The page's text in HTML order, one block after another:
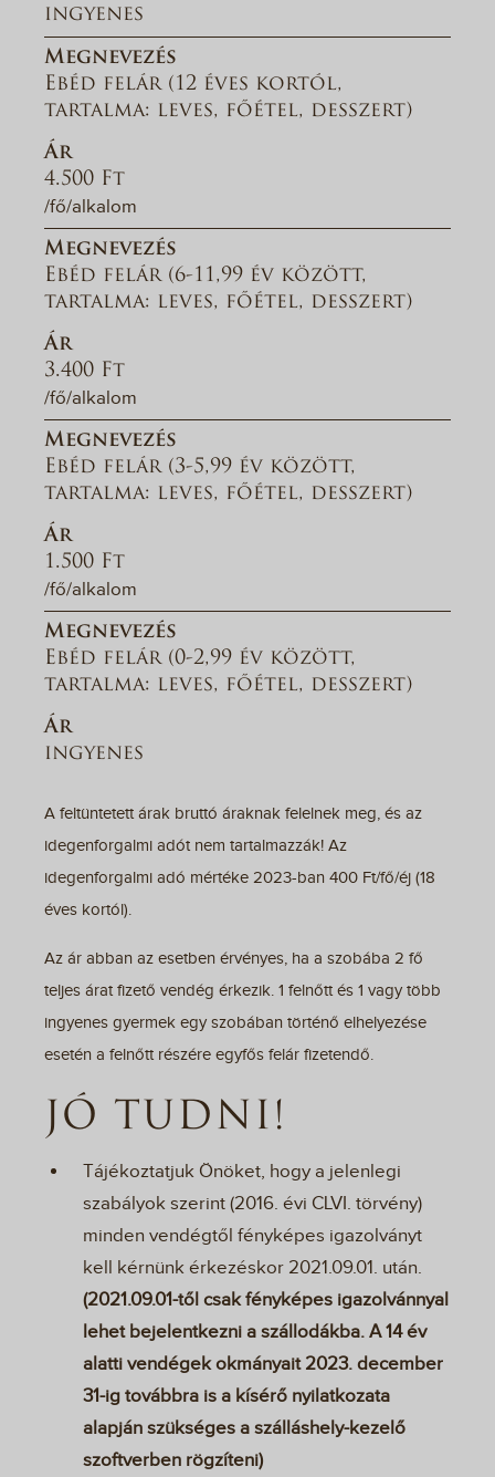
ingyenes
Megnevezés
Ebéd felár (12 éves kortól,
tartalma: leves, főétel, desszert)
Ár
4.500 Ft
/fő/alkalom
Megnevezés
Ebéd felár (6-11,99 év között,
tartalma: leves, főétel, desszert)
Ár
3.400 Ft
/fő/alkalom
Megnevezés
Ebéd felár (3-5,99 év között,
tartalma: leves, főétel, desszert)
Ár
1.500 Ft
/fő/alkalom
Megnevezés
Ebéd felár (0-2,99 év között,
tartalma: leves, főétel, desszert)
Ár
ingyenes
A feltüntetett árak bruttó áraknak felelnek meg, és az
idegenforgalmi adót nem tartalmazzák! Az
idegenforgalmi adó mértéke 2023-ban 400 Ft/fő/éj (18
éves kortól).
Az ár abban az esetben érvényes, ha a szobába 2 fő
teljes árat fizető vendég érkezik. 1 felnőtt és 1 vagy több
ingyenes gyermek egy szobában történő elhelyezése
esetén a felnőtt részére egyfős felár fizetendő.
JÓ TUDNI!
Tájékoztatjuk Önöket, hogy a jelenlegi
szabályok szerint (2016. évi CLVI. törvény)
minden vendégtől fényképes igazolványt
kell kérnünk érkezéskor 2021.09.01. után.
(2021.09.01-től csak fényképes igazolvánnyal
lehet bejelentkezni a szállodákba. A 14 év
alatti vendégek okmányait 2023. december
31-ig továbbra is a kísérő nyilatkozata
alapján szükséges a szálláshely-kezelő
szoftverben rögzíteni)